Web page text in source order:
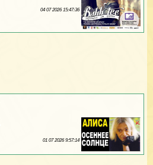
04 07 2026 15:47:36
01 07 2026 9:57:14